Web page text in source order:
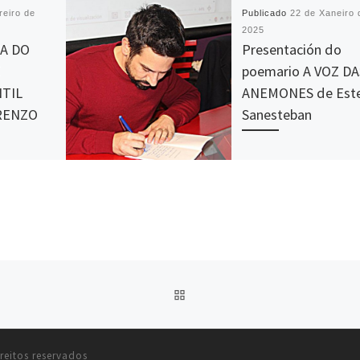
de
DO
Publicado 22 de Xaneiro
2025
Presentación do
poemario A VOZ
ANEMONES de
Sanesteban
VOLVER Á LISTA DE
reservados